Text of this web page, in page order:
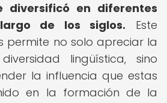
diversificó en diferentes
de los siglos. Este
permite no solo apreciar la
lingüística, sino
la influencia que estas
en la formación de la